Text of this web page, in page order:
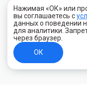
Нажимая «ОК» или
вы соглашаетесь с
данных о поведении
для аналитики.
через браузер.
ОК